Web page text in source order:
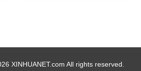
XINHUANET.com All rights reserved.